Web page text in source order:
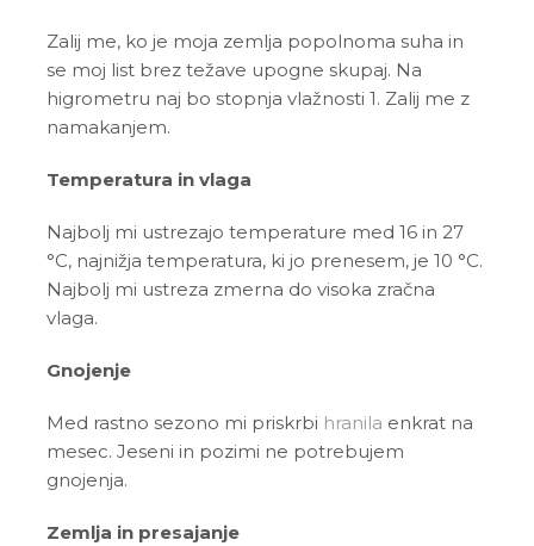
Zalij me, ko je moja zemlja popolnoma suha in
se moj list brez težave upogne skupaj. Na
higrometru naj bo stopnja vlažnosti 1. Zalij me z
namakanjem.
Temperatura in vlaga
Najbolj mi ustrezajo temperature med 16 in 27
°C, najnižja temperatura, ki jo prenesem, je 10 °C.
Najbolj mi ustreza zmerna do visoka zračna
vlaga.
Gnojenje
Med rastno sezono mi priskrbi hranila enkrat na
mesec. Jeseni in pozimi ne potrebujem
gnojenja.
Zemlja in presajanje